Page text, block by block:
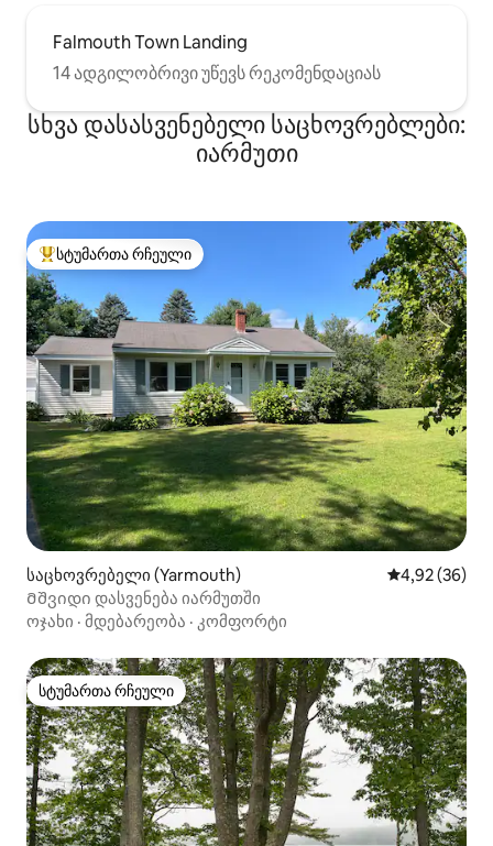
Falmouth Town Landing
14 ადგილობრივი უწევს რეკომენდაციას
სხვა დასასვენებელი საცხოვრებლები:
იარმუთი
სტუმართა რჩეული მოწინავე ვარიანტი
სტუმართა რჩეული
საცხოვრებელი (Yarmouth) საშუალო
4,92 (36)
Მშვიდი დასვენება იარმუთში
ოჯახი · მდებარეობა · კომფორტი
სტუმართა რჩეული
სტუმართა რჩეული